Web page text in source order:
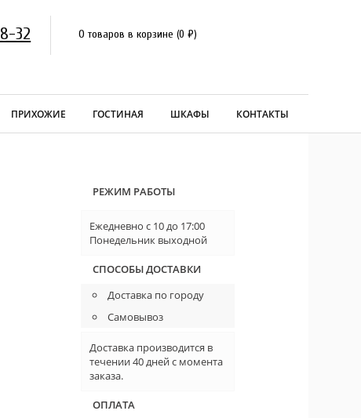
32 0 товаров в корзине (0₽)
ПРИХОЖИЕ ГОСТИНАЯ ШКАФЫ КОНТАКТЫ
РЕЖИМ РАБОТЫ
Ежедневно с 10 до 17:00
Понедельник выходной
СПОСОБЫ ДОСТАВКИ
Доставка по городу
Самовывоз
Доставка производится в
течении 40 дней с момента
заказа.
ОПЛАТА